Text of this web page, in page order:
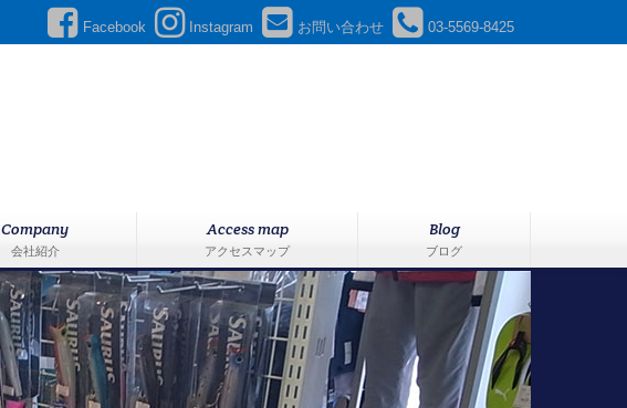
Facebook Instagram お問い合わせ 03-5569-8425
Company
会社紹介
Access map
アクセスマップ
Blog
ブログ